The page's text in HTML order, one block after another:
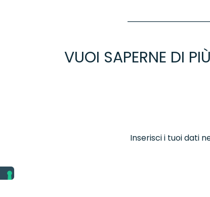
VUOI SAPERNE DI
Inserisci i tuoi dati